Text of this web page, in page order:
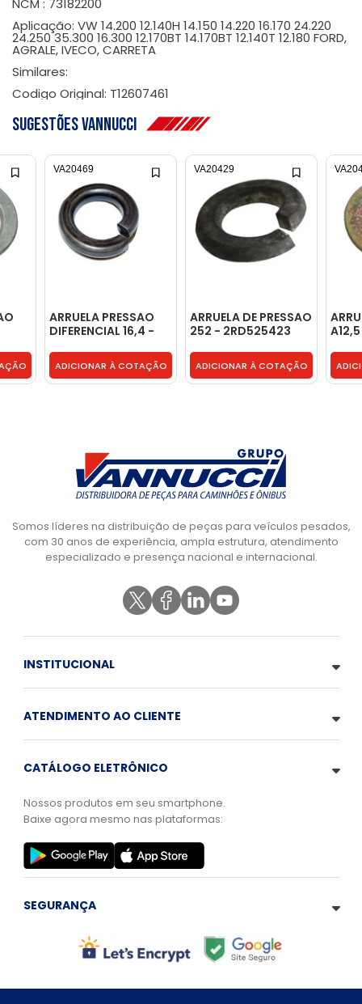
NCM : 73182200
Aplicação: VW 14.200 12.140H 14.150 14.220 16.170 24.220
24.250 35.300 16.300 12.170BT 14.170BT 12.140T 12.180 FORD,
AGRALE, IVECO, CARRETA
Similares:
Codigo Original: T12607461
Sugestões Vannucci
ARRUELA PRESSAO
DIFERENCIAL 16,4 -
ADICIONAR À COTAÇÃO
VA20469
ARRUELA DE PRESSAO
252 - 2RD525423
ADICIONAR À COTAÇÃO
VA20429
Somos líderes na distribuição de peças para veículos pesados,
com 30 anos de experiência, ampla estrutura, atendimento
especializado e presença nacional e internacional.
INSTITUCIONAL
ATENDIMENTO AO CLIENTE
CATÁLOGO ELETRÔNICO
Nossos produtos em seu smartphone.
Baixe agora mesmo nas plataformas:
SEGURANÇA